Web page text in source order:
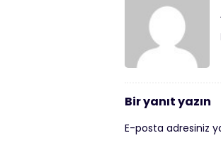
Bir yanıt yazın
E-posta adresiniz